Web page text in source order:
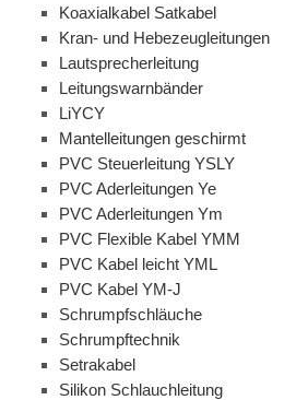
Koaxialkabel Satkabel
Kran- und Hebezeugleitungen
Lautsprecherleitung
Leitungswarnbänder
LiYCY
Mantelleitungen geschirmt
PVC Steuerleitung YSLY
PVC Aderleitungen Ye
PVC Aderleitungen Ym
PVC Flexible Kabel YMM
PVC Kabel leicht YML
PVC Kabel YM-J
Schrumpfschläuche
Schrumpftechnik
Setrakabel
Silikon Schlauchleitung